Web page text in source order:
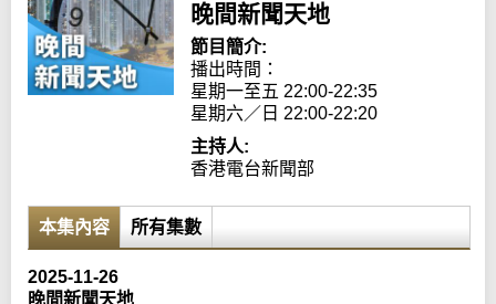
晚間新聞天地
節目簡介:
播出時間：
星期一至五 22:00-22:35
星期六／日 22:00-22:20
主持人:
香港電台新聞部
本集內容 所有集數
2025-11-26
晚間新聞天地